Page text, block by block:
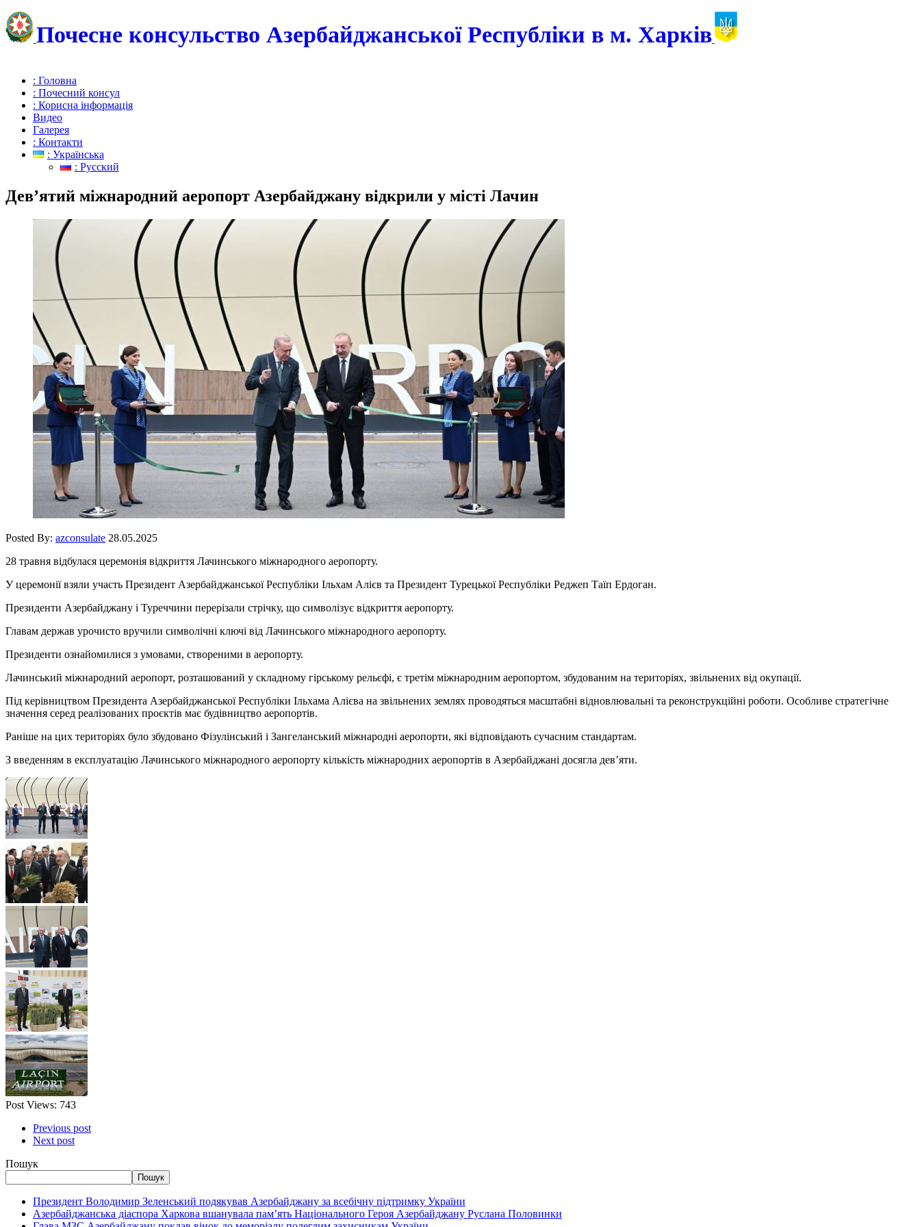
Почесне консульство Азербайджанської Республіки в м. Харків
: Головна
: Почесний консул
: Корисна інформація
Видео
Галерея
: Контакти
: Українська
: Русский
Дев’ятий міжнародний аеропорт Азербайджану відкрили у місті Лачин
Posted By: azconsulate 28.05.2025
28 травня відбулася церемонія відкриття Лачинського міжнародного аеропорту.
У церемонії взяли участь Президент Азербайджанської Республіки Ільхам Алієв та Президент Турецької Республіки Реджеп Таїп Ердоган.
Президенти Азербайджану і Туреччини перерізали стрічку, що символізує відкриття аеропорту.
Главам держав урочисто вручили символічні ключі від Лачинського міжнародного аеропорту.
Президенти ознайомилися з умовами, створеними в аеропорту.
Лачинський міжнародний аеропорт, розташований у складному гірському рельєфі, є третім міжнародним аеропортом, збудованим на територіях, звільнених від окупації.
Під керівництвом Президента Азербайджанської Республіки Ільхама Алієва на звільнених землях проводяться масштабні відновлювальні та реконструкційні роботи. Особливе стратегічне
значення серед реалізованих проєктів має будівництво аеропортів.
Раніше на цих територіях було збудовано Фізулінський і Зангеланський міжнародні аеропорти, які відповідають сучасним стандартам.
З введенням в експлуатацію Лачинського міжнародного аеропорту кількість міжнародних аеропортів в Азербайджані досягла дев’яти.
Post Views: 743
Previous post
Next post
Пошук
Пошук
Президент Володимир Зеленський подякував Азербайджану за всебічну підтримку України
Азербайджанська діаспора Харкова вшанувала пам’ять Національного Героя Азербайджану Руслана Половинки